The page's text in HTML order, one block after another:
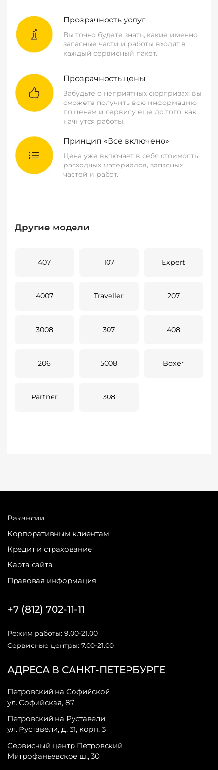
Прозрачность услуг
Вы точно будете знать, какие именно
запасные части и работы входят в
каждый сервисный пакет.
Прозрачность цены
Забудьте о неприятных сюрпризах: вы
сможете получить всю информацию
по ценам и сервису еще до того, как
начнутся работы.
Принцип «Все включено»
Цена уже включает в себя стоимость
расходных материалов, запасных
частей и работ.
Другие модели
407 107 Expert
4007 Traveller 207
3008 307 408
206 5008 Boxer
Partner 308
Вакансии
Корпоративным клиентам
Кредит и страхование
Карта сайта
Правовая информация
АДРЕСА В САНКТ-ПЕТЕРБУРГЕ
Петровский на Софийской
ул. Софийская, 87
Петровский на Руставели
ул. Руставели, д. 31, корп. 3
Сервисный центр Петровский
Митрофаньевское ш., 30
+7 (812) 702-11-11
Режим работы: 9.00-21.00
Сервисные центры: 7.00-21.00